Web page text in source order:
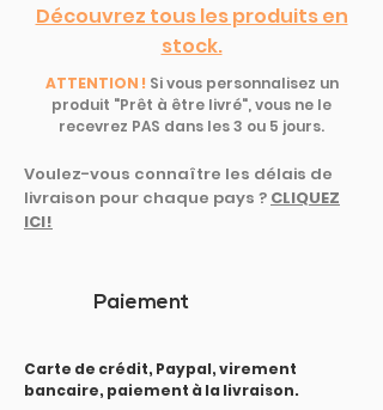
Découvrez tous les produits en
stock.
ATTENTION ! Si vous personnalisez un
produit "Prêt à être livré", vous ne le
recevrez PAS dans les 3 ou 5 jours.
Voulez-vous connaître les délais de
livraison pour chaque pays ? CLIQUEZ
ICI!
Paiement
Carte de crédit, Paypal, virement
bancaire, paiement à la livraison.